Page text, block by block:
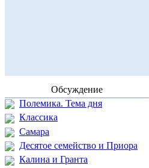
Обсуждение
Полемика. Тема дня
Классика
Самара
Десятое семейство и Приора
Калина и Гранта